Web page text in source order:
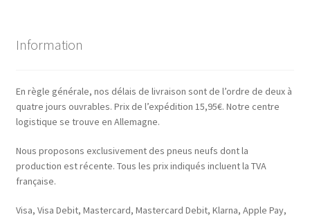
Information
En règle générale, nos délais de livraison sont de l’ordre de deux à
quatre jours ouvrables. Prix de l’expédition 15,95€. Notre centre
logistique se trouve en Allemagne.
Nous proposons exclusivement des pneus neufs dont la
production est récente. Tous les prix indiqués incluent la TVA
française.
Visa, Visa Debit, Mastercard, Mastercard Debit, Klarna, Apple Pay,